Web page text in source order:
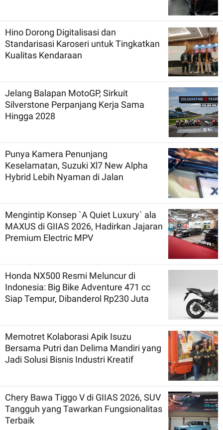
Hino Dorong Digitalisasi dan
Standarisasi Karoseri untuk Tingkatkan
Kualitas Kendaraan
Jelang Balapan MotoGP, Sirkuit
Silverstone Perpanjang Kerja Sama
Hingga 2028
Punya Kamera Penunjang
Keselamatan, Suzuki Xl7 New Alpha
Hybrid Lebih Nyaman di Jalan
Mengintip Konsep `A Quiet Luxury` ala
MAXUS di GIIAS 2026, Hadirkan Jajaran
Premium Electric MPV
Honda NX500 Resmi Meluncur di
Indonesia: Big Bike Adventure 471 cc
Siap Tempur, Dibanderol Rp230 Juta
Memotret Kolaborasi Apik Isuzu
Bersama Putri dan Delima Mandiri yang
Jadi Solusi Bisnis Industri Kreatif
Chery Bawa Tiggo V di GIIAS 2026, SUV
Tangguh yang Tawarkan Fungsionalitas
Terbaik